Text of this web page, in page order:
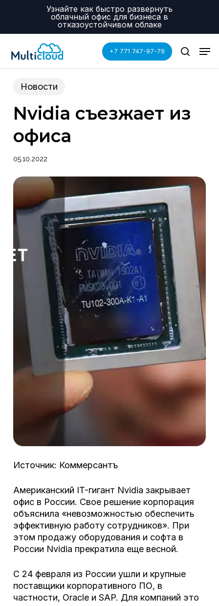
Узнайте как быстро развернуть
облачный офис для бизнеса в
отказоустойчивом облаке
+7 771 747-97-79
search
Новости
Nvidia съезжает из
офиса
05.10.2022
Источник: Коммерсантъ
Американский IT-гигант Nvidia закрывает
офис в России. Свое решение корпорация
объяснила «невозможностью обеспечить
эффективную работу сотрудников». При
этом продажу оборудования и софта в
России Nvidia прекратила еще весной.
С 24 февраля из России ушли и крупные
поставщики корпоративного ПО, в
частности, Oracle и SAP. Для компаний это